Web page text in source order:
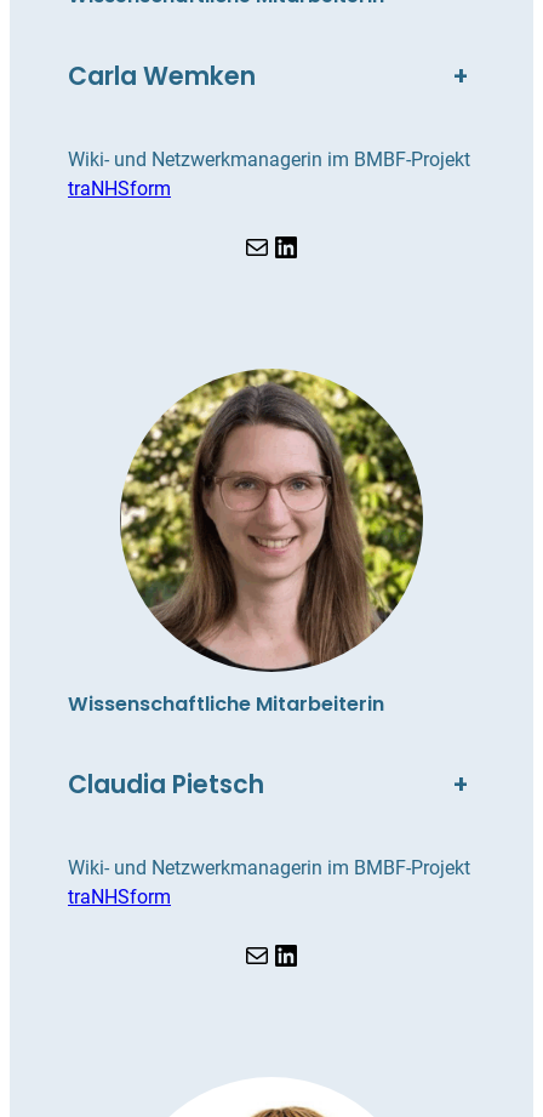
Carla Wemken +
Wiki- und Netzwerkmanagerin im BMBF-Projekt
traNHSform
E-Mail LinkedIn
Wissenschaftliche Mitarbeiterin
Claudia Pietsch +
Wiki- und Netzwerkmanagerin im BMBF-Projekt
traNHSform
E-Mail LinkedIn